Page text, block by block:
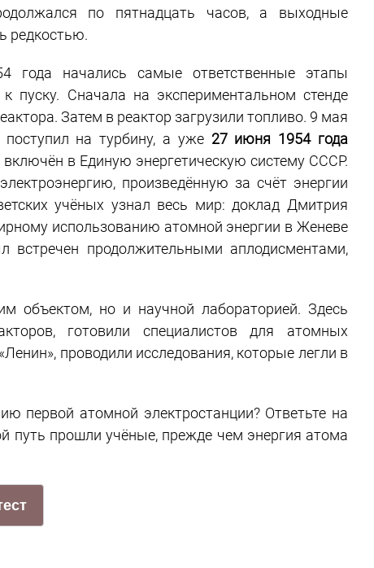
по пятнадцать часов, а выходные
редкостью.
года начались самые ответственные этапы
к пуску. Сначала на экспериментальном стенде
Затем в реактор загрузили топливо. 9 мая
на турбину, а уже 27 июня 1954 года
в Единую энергетическую систему СССР.
произведённую за счёт энергии
учёных узнал весь мир: доклад Дмитрия
использованию атомной энергии в Женеве
встречен продолжительными аплодисментами,
объектом, но и научной лабораторией. Здесь
готовили специалистов для атомных
проводили исследования, которые легли в
первой атомной электростанции? Ответьте на
путь прошли учёные, прежде чем энергия атома